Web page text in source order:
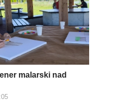
malarski nad